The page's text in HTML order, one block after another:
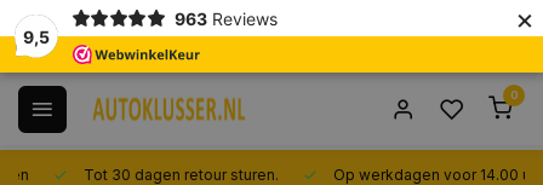
9,5
963 Reviews ×
0
Tot 30 dagen retour sturen. Op werkdagen voor 14.00 uur